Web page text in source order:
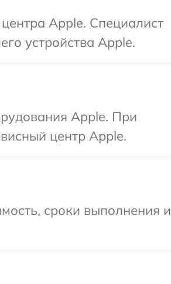
Apple. Специалист
устройства Apple.
Apple. При
центр Apple.
сроки выполнения и